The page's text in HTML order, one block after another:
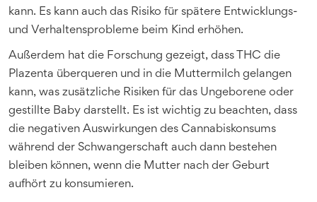
kann. Es kann auch das Risiko für spätere Entwicklungs-
und Verhaltensprobleme beim Kind erhöhen.
Außerdem hat die Forschung gezeigt, dass THC die
Plazenta überqueren und in die Muttermilch gelangen
kann, was zusätzliche Risiken für das Ungeborene oder
gestillte Baby darstellt. Es ist wichtig zu beachten, dass
die negativen Auswirkungen des Cannabiskonsums
während der Schwangerschaft auch dann bestehen
bleiben können, wenn die Mutter nach der Geburt
aufhört zu konsumieren.